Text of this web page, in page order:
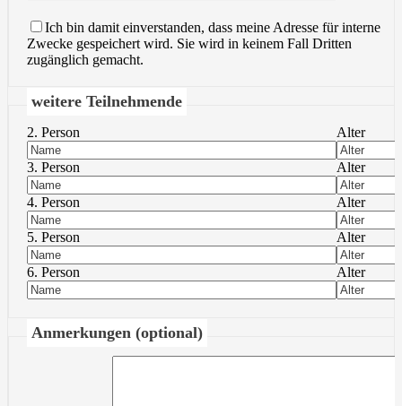
Ich bin damit einverstanden, dass meine Adresse für interne
Zwecke gespeichert wird. Sie wird in keinem Fall Dritten
zugänglich gemacht.
weitere Teilnehmende
2. Person Alter
3. Person Alter
4. Person Alter
5. Person Alter
6. Person Alter
Anmerkungen (optional)